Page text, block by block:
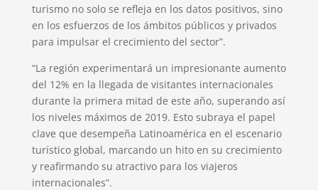
turismo no solo se refleja en los datos positivos, sino
en los esfuerzos de los ámbitos públicos y privados
para impulsar el crecimiento del sector”.
“La región experimentará un impresionante aumento
del 12% en la llegada de visitantes internacionales
durante la primera mitad de este año, superando así
los niveles máximos de 2019. Esto subraya el papel
clave que desempeña Latinoamérica en el escenario
turístico global, marcando un hito en su crecimiento
y reafirmando su atractivo para los viajeros
internacionales”.